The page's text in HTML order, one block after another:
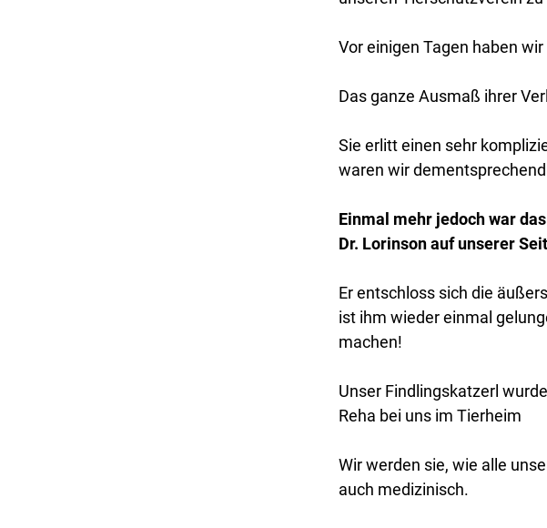
Vor einigen Tagen haben
Das ganze Ausmaß ihrer
Sie erlitt einen sehr
waren wir
Einmal mehr jedoch war
Dr. Lorinson auf unserer
Er entschloss sich die
ist ihm wieder einmal
machen!
Unser Findlingskatzerl
Reha bei uns im Tierheim
Wir werden sie, wie alle
auch medizinisch.